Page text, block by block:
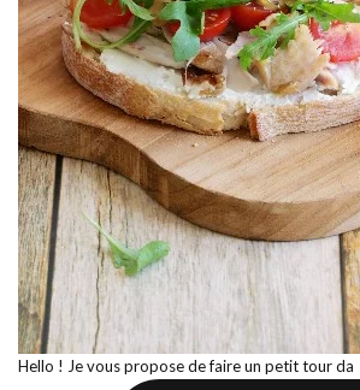
Hello ! Je vous propose de faire un petit tour da